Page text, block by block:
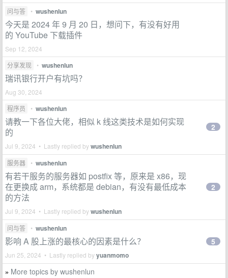
问与答 • wushenlun
今天是 2024 年 9 月 20 日，想问下，有没有好用
的 YouTube 下载插件
Sep 12, 2024
分享发现
• wushenlun
瑞讯银行开户有坑吗？
Aug 30, 2024
程序员
• wushenlun
请教一下各位大佬，相似 k 线这类技术是如何实现
的
Jul 9, 2024 • Lastly replied bywushenlun
2
服务器 • wushenlun
有若干服务的服务器如 postfix 等，原来是 x86，现
在更换成 arm，系统都是 debian，有没有最低成本
的方法
Jul 9, 2024 • Lastly replied bywushenlun
2
问与答 • wushenlun
影响 A 股上涨的最核心的因素是什么？
Jun 25, 2024 • Lastly replied byyuanmomo
5
» More topics by wushenlun